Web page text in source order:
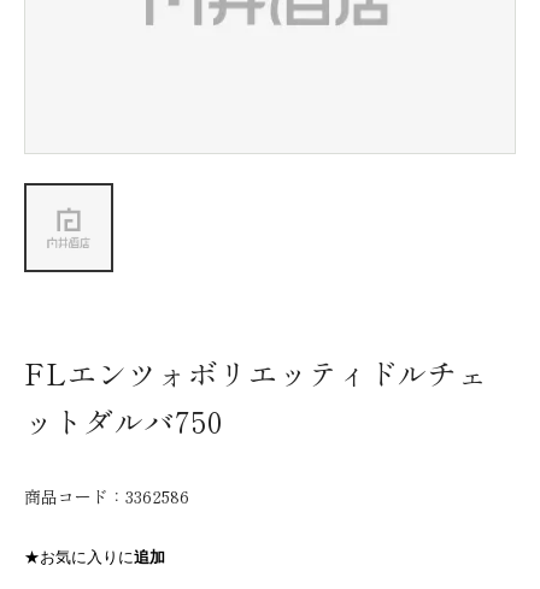
FLエンツォボリエッティドルチェ
ットダルバ750
商品コード： 3362586
★お気に入りに追加